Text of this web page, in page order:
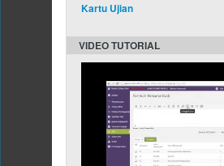
Kartu Ujian
VIDEO TUTORIAL